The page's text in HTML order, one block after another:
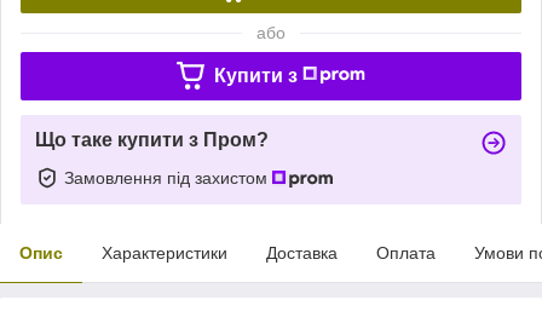
або
Купити з
Що таке купити з Пром?
Замовлення під захистом
Опис Характеристики Доставка Оплата Умови